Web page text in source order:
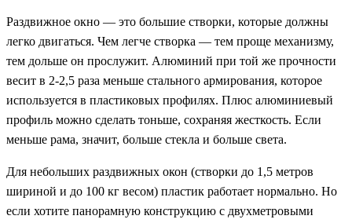
Раздвижное окно — это большие створки, которые должны
легко двигаться. Чем легче створка — тем проще механизму,
тем дольше он прослужит. Алюминий при той же прочности
весит в 2-2,5 раза меньше стального армирования, которое
используется в пластиковых профилях. Плюс алюминиевый
профиль можно сделать тоньше, сохраняя жесткость. Если
меньше рама, значит, больше стекла и больше света.
Для небольших раздвижных окон (створки до 1,5 метров
шириной и до 100 кг весом) пластик работает нормально. Но
если хотите панорамную конструкцию с двухметровыми